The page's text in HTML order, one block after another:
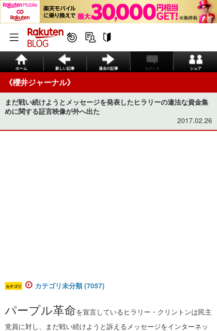
ホーム 新しい記事 過去の記事 コメント シェア
《櫻井ジャーナル》
まだ戦い続けようとメッセージを発表したヒラリーの違法な資金集
めに関する証言映像が外へ出た
2017.02.26
カテゴリ カテゴリ未分類 (7057)
パープル革命を宣言しているヒラリー・クリントンは民主
党員に対し、まだ戦い続けようと訴えるメッセージをインターネッ